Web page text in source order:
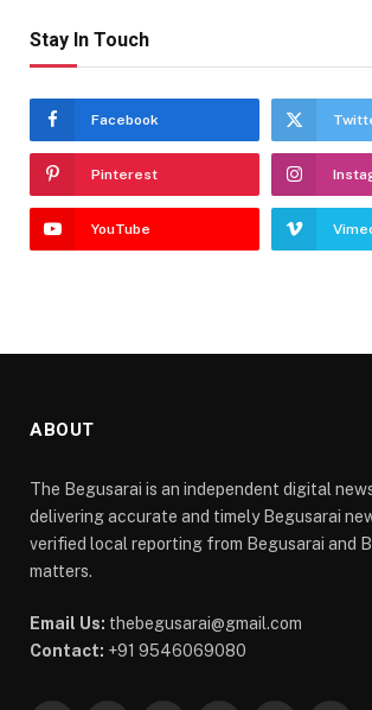
Stay In Touch
Facebook
Pinterest
YouTube
ABOUT
The Begusarai is an independent digital
delivering accurate and timely Begusarai
verified local reporting from Begusarai and
matters.
Email Us: thebegusarai@gmail.com
Contact: +91 9546069080